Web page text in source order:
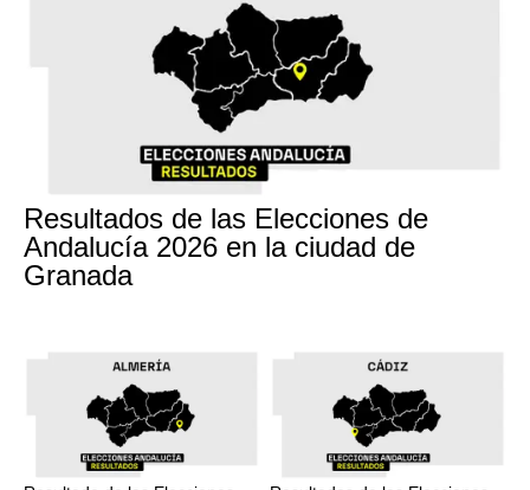
Resultados de las Elecciones de
Andalucía 2026 en la ciudad de
Granada